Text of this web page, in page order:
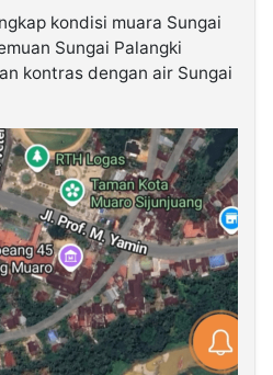
kondisi muara Sungai
Sungai Palangki
kontras dengan air Sungai